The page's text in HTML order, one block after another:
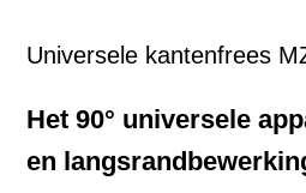
Universele kantenfrees
Het 90° universele
en